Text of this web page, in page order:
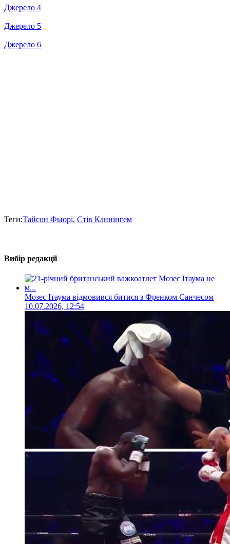
Джерело 4
Джерело 5
Джерело 6
Теги:Тайсон Фьюрі, Стів Каннінгем
Вибір редакції
Мозес Ітаума відмовився битися з Френком Санчесом
10.07.2026, 12:54